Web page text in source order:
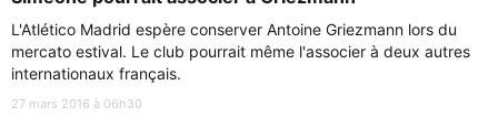
L'Atlético Madrid espère conserver Antoine Griezmann lors du
mercato estival. Le club pourrait même l'associer à deux autres
internationaux français.
27 mars 2016 à 06h30